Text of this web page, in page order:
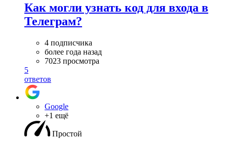
Как могли узнать код для входа в
Телеграм?
4 подписчика
более года назад
7023 просмотра
5
ответов
Google
+1 ещё
Простой